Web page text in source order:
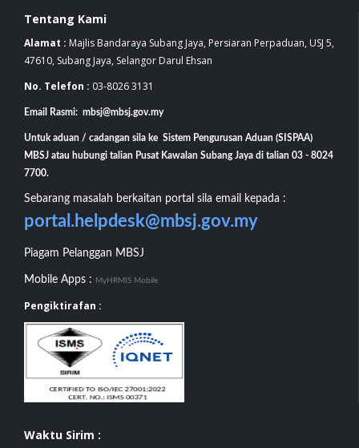
Tentang Kami
Alamat : Majlis Bandaraya Subang Jaya, Persiaran Perpaduan, USJ 5,
47610, Subang Jaya, Selangor Darul Ehsan
No. Telefon : 03-8026 3131
Email Rasmi: mbsj@mbsj.gov.my
Untuk aduan / cadangan sila ke Sistem Pengurusan Aduan (SISPAA)
MBSJ atau hubungi talian Pusat Kawalan Subang Jaya di talian 03 - 8024
7700.
Sebarang masalah berkaitan portal sila email kepada :
portal.helpdesk@mbsj.gov.my
Piagam Pelanggan MBSJ
Mobile Apps : MyHRMIS Mobile
Pengiktirafan :
Waktu Sirim :